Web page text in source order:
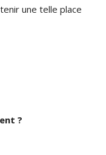
une telle place
?